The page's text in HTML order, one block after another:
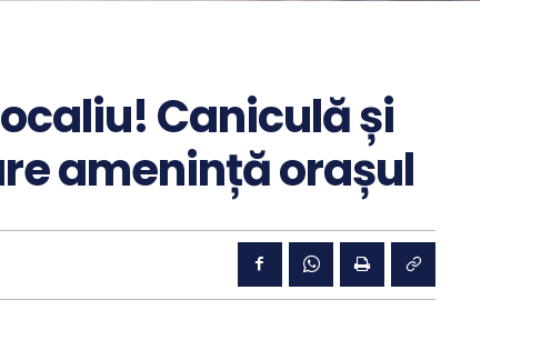
Caniculă și
amenință orașul